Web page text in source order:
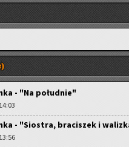
- "Na południe"
- "Siostra, braciszek i